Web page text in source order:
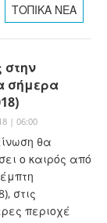
ΤΟΠΙΚΑ ΝΕΑ
στην
σήμερα
| 06:00
θα
ο καιρός από
στις
περιοχέ